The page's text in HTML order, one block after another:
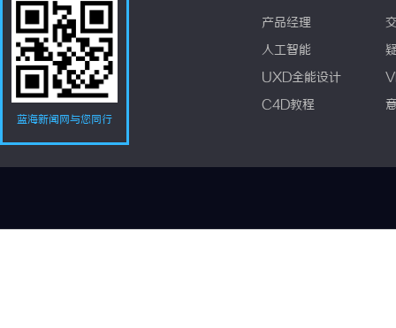
蓝海新闻网与您同行
产品经理
人工智能
UXD全能设计
C4D教程